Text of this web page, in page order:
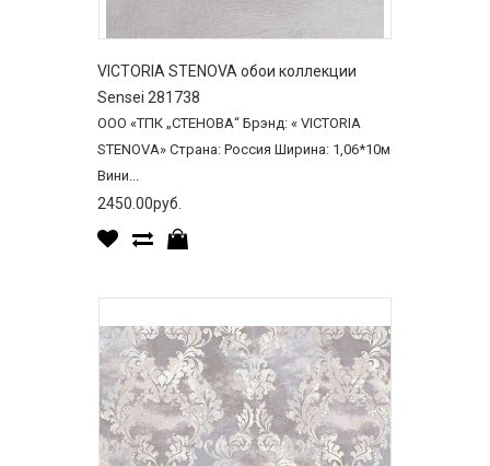
VICTORIA STENOVA обои коллекции
Sensei 281738
ООО «ТПК „СТЕНОВА“ Брэнд: « VICTORIA
STENOVA» Страна: Россия Ширина: 1,06*10м
Вини...
2450.00руб.